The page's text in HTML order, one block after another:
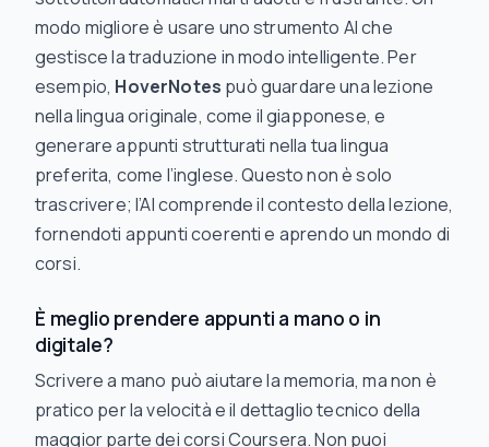
modo migliore è usare uno strumento AI che
gestisce la traduzione in modo intelligente. Per
esempio, HoverNotes può guardare una lezione
nella lingua originale, come il giapponese, e
generare appunti strutturati nella tua lingua
preferita, come l’inglese. Questo non è solo
trascrivere; l’AI comprende il contesto della lezione,
fornendoti appunti coerenti e aprendo un mondo di
corsi.
È meglio prendere appunti a mano o in
digitale?
Scrivere a mano può aiutare la memoria, ma non è
pratico per la velocità e il dettaglio tecnico della
maggior parte dei corsi Coursera. Non puoi